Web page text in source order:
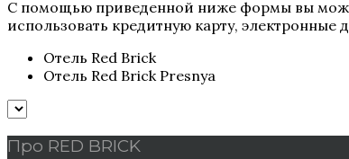
С помощью приведенной ниже формы вы
использовать кредитную карту, электронные
Отель Red Brick
Отель Red Brick Presnya
Про RED BRICK